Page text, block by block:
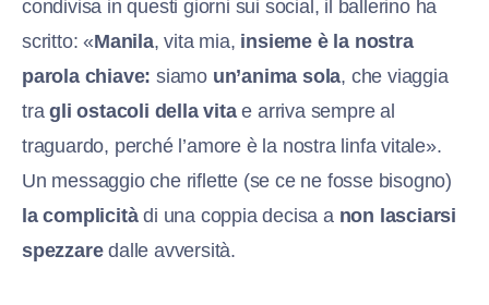
condivisa in questi giorni sui social, il ballerino ha
scritto: «Manila, vita mia, insieme è la nostra
parola chiave: siamo un’anima sola, che viaggia
tragli ostacoli della vitae arriva sempre al
traguardo, perché l’amore è la nostra linfa vitale».
Un messaggio che riflette (se ce ne fosse bisogno)
la complicitàdi una coppia decisa a non lasciarsi
spezzaredalle avversità.